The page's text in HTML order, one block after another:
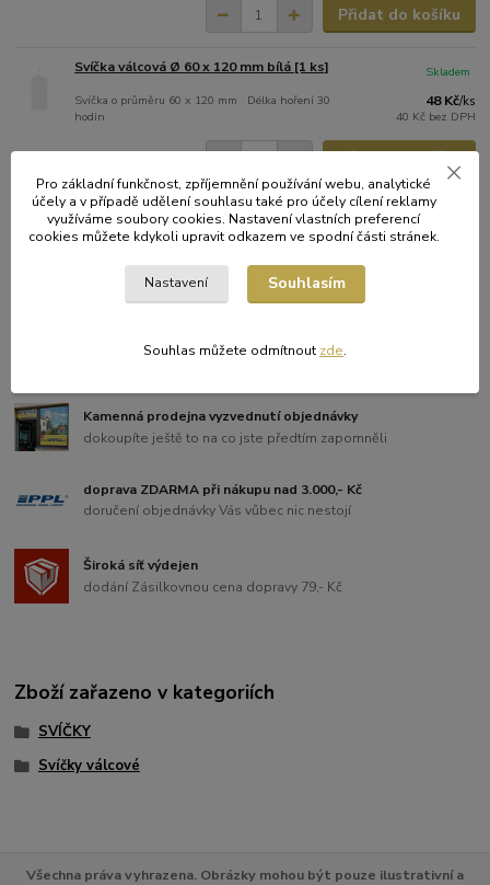
Přidat do košíku
Svíčka válcová Ø 60 x 120 mm bílá [1 ks]
Svíčka o průměru 60 x 120 mm Délka hoření 30
hodin
48 Kč/ks
40 Kč bez DPH
Skladem
Přidat do košíku
Svíčka válcová Ø 60 x 120 mm béžová [1
ks]
Kamenná prodejna vyzvednutí objednávky
dokoupíte ještě to na co jste předtím zapomněli
doprava ZDARMA při nákupu nad 3.000,- Kč
doručení objednávky Vás vůbec nic nestojí
Široká síť výdejen
dodání Zásilkovnou cena dopravy 79,- Kč
Zboží zařazeno v kategoriích
SVÍČKY
Svíčky válcové
Všechna práva vyhrazena. Obrázky mohou být pouze ilustrativní a
Pro základní funkčnost, zpříjemnění používání webu, analytické
účely a v případě udělení souhlasu také pro účely cílení reklamy
využíváme soubory cookies. Nastavení vlastních preferencí
cookies můžete kdykoli upravit odkazem ve spodní části stránek.
Nastavení Souhlasím
Souhlas můžete odmítnout zde.